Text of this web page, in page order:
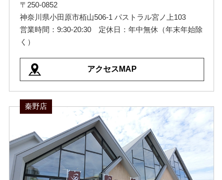
〒250-0852
神奈川県小田原市栢山506-1 パストラル宮ノ上103
営業時間：9:30-20:30 定休日：年中無休（年末年始除
く）
アクセスMAP
秦野店